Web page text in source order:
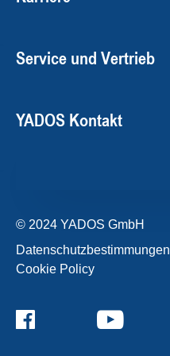
Service und Vertrieb
YADOS Kontakt
© 2024 YADOS GmbH
Datenschutzbestimmungen
Cookie Policy